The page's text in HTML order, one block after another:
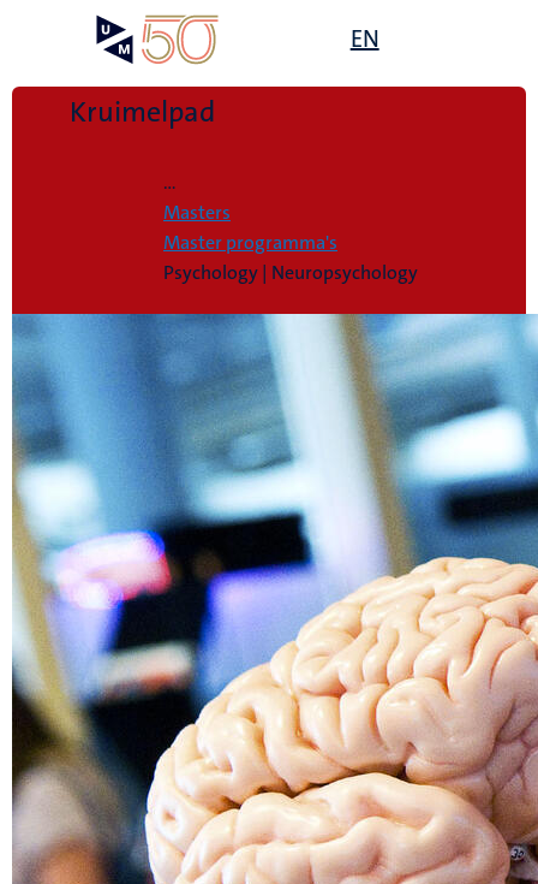
EN
the
Kruimelpad
...
Masters
Master programma's
Psychology | Neuropsychology